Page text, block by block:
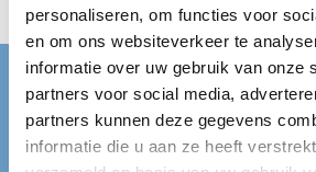
personaliseren, om functies voor
en om ons websiteverkeer te
informatie over uw gebruik van onze
partners voor social media,
partners kunnen deze gegevens
informatie die u aan ze heeft
ex 21 % BTW
Nederlandse Reanimatie Raad
Mercatorlaan 1200
3528 BL Utrecht